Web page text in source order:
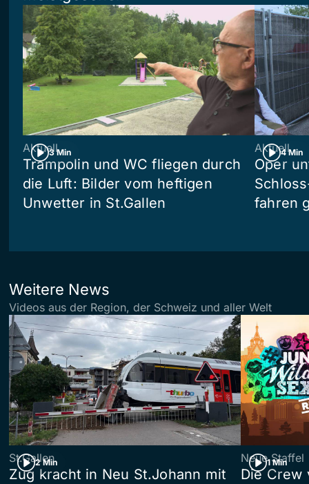
3 Min
Aktuell
Trampolin und WC fliegen durch
die Luft: Bilder vom heftigen
Unwetter in St.Gallen
4 Min
Aktuell
Oper
fahren
Weitere News
Videos aus der Region, der Schweiz und aller Welt
2 Min
St.Gallen
Zug kracht in Neu St.Johann mit
1 Min
Neue Staffel
Die Crew